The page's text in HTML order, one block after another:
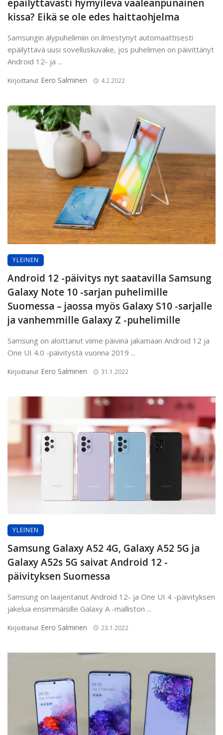
epäilyttävästi hymyilevä vaaleanpunainen
kissa? Eikä se ole edes haittaohjelma
Samsungin älypuhelimiin on ilmestynyt automaattisesti
epäilyttävä uusi sovelluskuvake, jos puhelimen on päivittänyt
Android 12- ja ...
Kirjoittanut Eero Salminen 4.2.2022
YLEINEN
Android 12 -päivitys nyt saatavilla Samsung
Galaxy Note 10 -sarjan puhelimille
Suomessa – jaossa myös Galaxy S10 -sarjalle
ja vanhemmille Galaxy Z -puhelimille
Samsung on aloittanut viime päivinä jakamaan Android 12 ja
One UI 4.0 -päivitystä vuonna 2019 ...
Kirjoittanut Eero Salminen 31.1.2022
YLEINEN
Samsung Galaxy A52 4G, Galaxy A52 5G ja
Galaxy A52s 5G saivat Android 12 -
päivityksen Suomessa
Samsung on laajentanut Android 12- ja One UI 4 -päivityksen
jakelua ensimmäisille Galaxy A -malliston ...
Kirjoittanut Eero Salminen 23.1.2022